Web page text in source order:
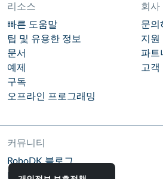
리소스
빠른 도움말
팁 및 유용한 정보
문서
예제
구독
오프라인 프로그래밍
회사
문의
지원
파트
고객
커뮤니티
RoboDK 블로그
RoboDK 포럼